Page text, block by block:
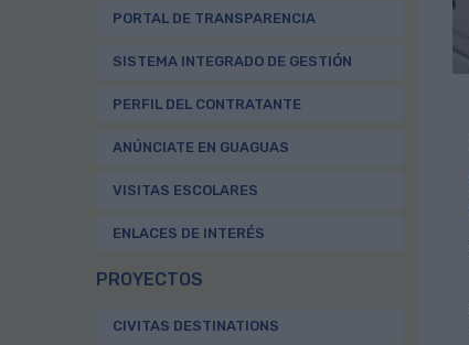
PORTAL DE TRANSPARENCIA
SISTEMA INTEGRADO DE GESTIÓN
PERFIL DEL CONTRATANTE
ANÚNCIATE EN GUAGUAS
VISITAS ESCOLARES
ENLACES DE INTERÉS
PROYECTOS
CIVITAS DESTINATIONS